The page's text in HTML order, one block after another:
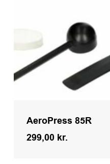
AeroPress 85R
299,00 kr.